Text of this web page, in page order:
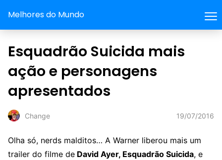
Melhores do Mundo
Esquadrão Suicida mais
ação e personagens
apresentados
Change 19/07/2016
Olha só, nerds malditos… A Warner liberou mais um
trailer do filme de David Ayer, Esquadrão Suicida, e